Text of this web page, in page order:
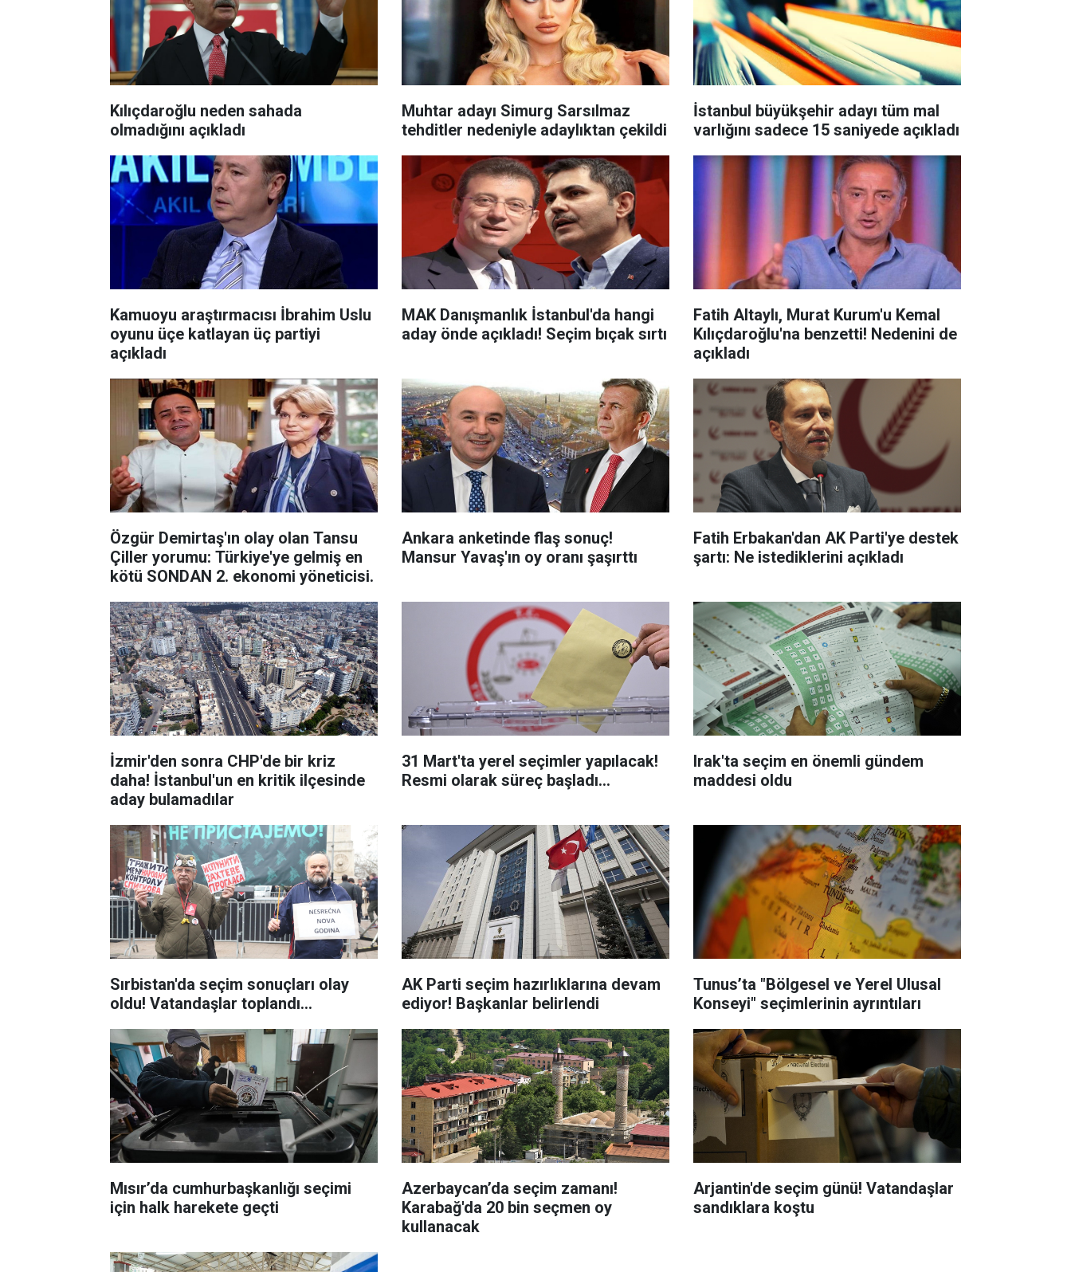
Kılıçdaroğlu neden sahada
olmadığını açıkladı
Muhtar adayı Simurg Sarsılmaz
tehditler nedeniyle adaylıktan çekildi
İstanbul büyükşehir adayı tüm mal
varlığını sadece 15 saniyede açıkladı
Kamuoyu araştırmacısı İbrahim Uslu
oyunu üçe katlayan üç partiyi
açıkladı
MAK Danışmanlık İstanbul'da hangi
aday önde açıkladı! Seçim bıçak sırtı
Fatih Altaylı, Murat Kurum'u Kemal
Kılıçdaroğlu'na benzetti! Nedenini de
açıkladı
Özgür Demirtaş'ın olay olan Tansu
Çiller yorumu: Türkiye'ye gelmiş en
kötü SONDAN 2. ekonomi yöneticisi.
Ankara anketinde flaş sonuç!
Mansur Yavaş'ın oy oranı şaşırttı
Fatih Erbakan'dan AK Parti'ye destek
şartı: Ne istediklerini açıkladı
İzmir'den sonra CHP'de bir kriz
daha! İstanbul'un en kritik ilçesinde
aday bulamadılar
31 Mart'ta yerel seçimler yapılacak!
Resmi olarak süreç başladı...
Irak'ta seçim en önemli gündem
maddesi oldu
Sırbistan'da seçim sonuçları olay
oldu! Vatandaşlar toplandı...
AK Parti seçim hazırlıklarına devam
ediyor! Başkanlar belirlendi
Tunus’ta "Bölgesel ve Yerel Ulusal
Konseyi" seçimlerinin ayrıntıları
Mısır’da cumhurbaşkanlığı seçimi
için halk harekete geçti
Azerbaycan’da seçim zamanı!
Karabağ'da 20 bin seçmen oy
kullanacak
Arjantin'de seçim günü! Vatandaşlar
sandıklara koştu